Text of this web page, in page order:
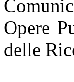
Opere
delle